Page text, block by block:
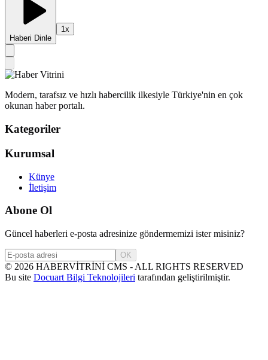
Haberi Dinle
1x
Modern, tarafsız ve hızlı habercilik ilkesiyle Türkiye'nin en çok
okunan haber portalı.
Kategoriler
Kurumsal
Künye
İletişim
Abone Ol
Güncel haberleri e-posta adresinize göndermemizi ister misiniz?
OK
© 2026 HABERVİTRİNİ CMS - ALL RIGHTS RESERVED
Bu site Docuart Bilgi Teknolojileri tarafından geliştirilmiştir.